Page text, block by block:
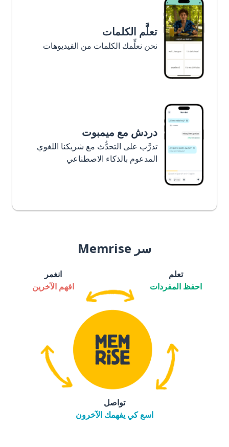
تعلَّم الكلمات
نحن نعلِّمك الكلمات من الفيديوهات
دردش مع ميمبوت
تدرَّب على التحدُّث مع شريكنا اللغوي
المدعوم بالذكاء الاصطناعي
سر Memrise
تعلم
احفظ المفردات
انغمر
افهم الآخرين
تواصل
اسع كي يفهمك الآخرون